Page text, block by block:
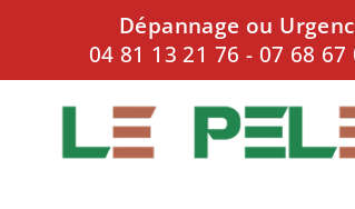
Dépannage ou
04 81 13 21 76 - 07 68 67